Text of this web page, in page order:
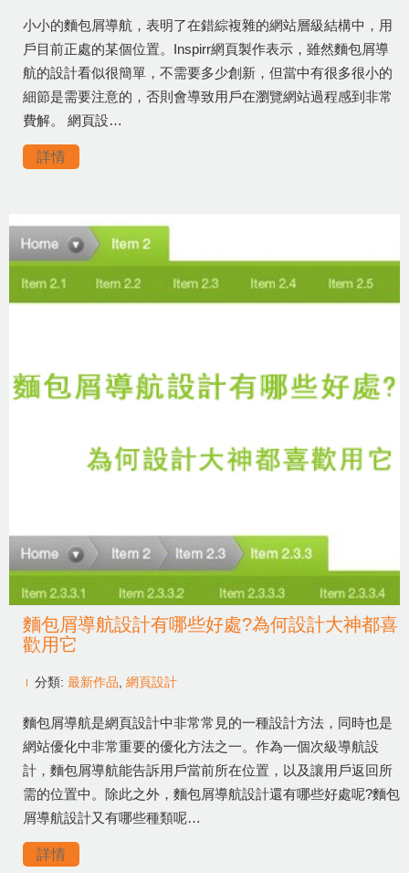
小小的麵包屑導航，表明了在錯綜複雜的網站層級結構中，用
戶目前正處的某個位置。Inspirr網頁製作表示，雖然麵包屑導
航的設計看似很簡單，不需要多少創新，但當中有很多很小的
細節是需要注意的，否則會導致用戶在瀏覽網站過程感到非常
費解。 網頁設…
詳情
麵包屑導航設計有哪些好處?為何設計大神都喜
歡用它
分類: 最新作品 網頁設計
麵包屑導航是網頁設計中非常常見的一種設計方法，同時也是
網站優化中非常重要的優化方法之一。作為一個次級導航設
計，麵包屑導航能告訴用戶當前所在位置，以及讓用戶返回所
需的位置中。除此之外，麵包屑導航設計還有哪些好處呢?麵包
屑導航設計又有哪些種類呢…
詳情